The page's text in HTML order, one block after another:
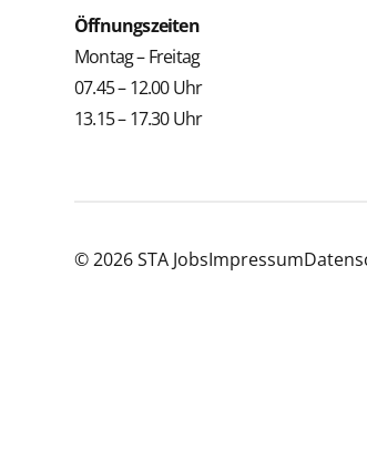
Öffnungszeiten
Montag – Freitag
07.45 – 12.00 Uhr
13.15 – 17.30 Uhr
© 2026 STA JobsImpressum